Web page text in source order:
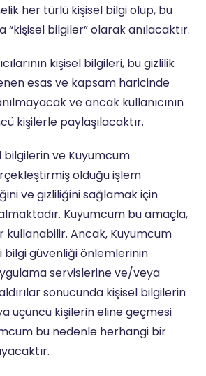
her türlü kişisel bilgi olup, bu
“kişisel bilgiler” olarak anılacaktır.
kişisel bilgileri, bu gizlilik
esas ve kapsam haricinde
ve ancak kullanıcının
kişilerle paylaşılacaktır.
bilgilerin ve Kuyumcum
olduğu işlem
ve gizliliğini sağlamak için
Kuyumcum bu amaçla,
Ancak, Kuyumcum
bilgi güvenliği önlemlerinin
servislerine ve/veya
sonucunda kişisel bilgilerin
üçüncü kişilerin eline geçmesi
bu nedenle herhangi bir